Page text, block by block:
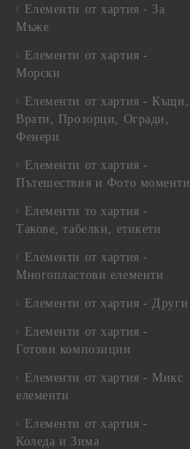
Елементи от хартия - За
Мъже
Елементи от хартия -
Морски
Елементи от хартия - Къщи,
Врати, Прозорци, Огради,
Фенери
Елементи от хартия -
Пътешествия и Фото моменти
Елементи то хартия -
Такове, табелки, етикети
Елементи от хартия -
Многопластови елементи
Елементи от хартия - Други
Елементи от хартия -
Готови композиции
Елементи от хартия - Микс
елементи
Елементи от хартия -
Коледа и Зима